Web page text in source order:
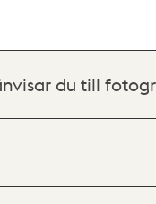
du till